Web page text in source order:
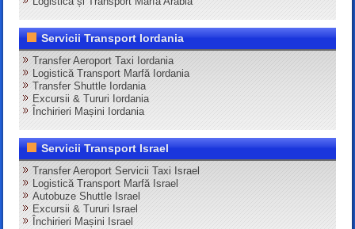
Servicii Transport Iordania
Transfer Aeroport Taxi Iordania
Logistică Transport Marfă Iordania
Transfer Shuttle Iordania
Excursii & Tururi Iordania
Închirieri Mașini Iordania
Servicii Transport Israel
Transfer Aeroport Servicii Taxi Israel
Logistică Transport Marfă Israel
Autobuze Shuttle Israel
Excursii & Tururi Israel
Închirieri Mașini Israel